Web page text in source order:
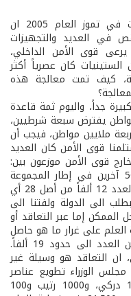
* قلتم في حديث الى إحدى المجلات في تموز العام 2005 ان
في العديد والتجهيزات
قوى الأمن الداخلي،
الستينيات كان عصرياً أكثر
كيف تمت معالجة هذه
جداً، واليوم ثمة قاعدة
يفترض سبعة شرطيين،
ملايين مواطن، فيجب أن
عندما استلمنا قوى الأمن كان العديد
قوى الأمن موزعون بين:
500 عنصر تقريباً في أمن الدولة، و500 آخرين في إطار المجموعة
الأمنية في منطقة الجنوب. عملياً كان العدد 12 ألفاً من أصل 28 أي
بطلب الى الدولة ولفتنا الى
إما عبر التعاقد أو
على غرار ما هو حاصل
في الجيش. فأدخلنا 5800 عنصر رافعين العدد الى حدود 19 ألفاً.
ان التعاقد هو وسيلة غير
الوزراء تطويع عناصر
جدد ووافقت الدولة على تطويع 1400 دركي، و1000 رتيب و100